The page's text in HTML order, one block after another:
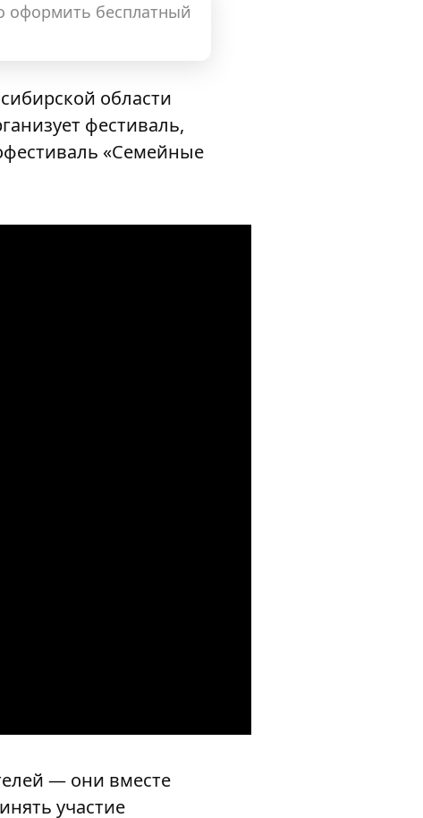
оформить бесплатный
области
фестиваль,
«Семейные
— они вместе
участие